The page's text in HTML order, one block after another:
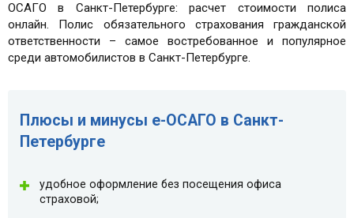
ОСАГО в Санкт-Петербурге: расчет стоимости полиса
онлайн. Полис обязательного страхования гражданской
ответственности – самое востребованное и популярное
среди автомобилистов в Санкт-Петербурге.
Плюсы и минусы e-ОСАГО в Санкт-
Петербурге
удобное оформление без посещения офиса
страховой;